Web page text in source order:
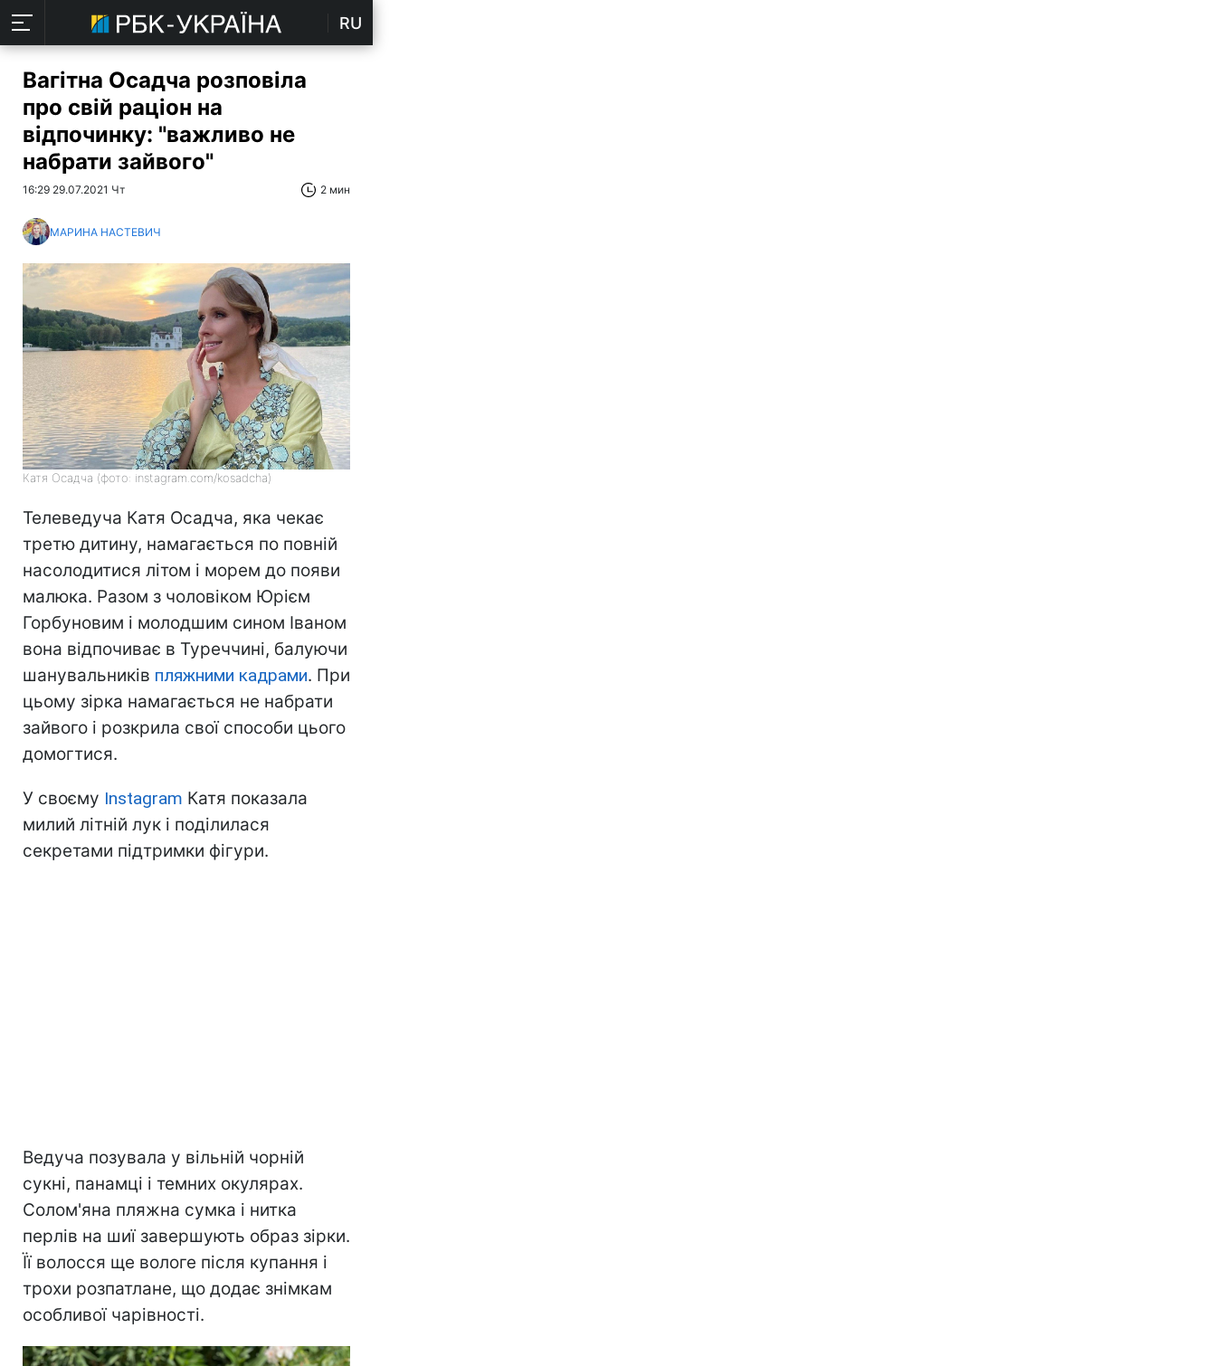
RU
Вагітна Осадча розповіла
про свій раціон на
відпочинку: "важливо не
набрати зайвого"
16:29 29.07.2021 Чт 2 мин
МАРИНА НАСТЕВИЧ
Катя Осадча (фото: instagram.com/kosadcha)
Телеведуча Катя Осадча, яка чекає
третю дитину, намагається по повній
насолодитися літом і морем до появи
малюка. Разом з чоловіком Юрієм
Горбуновим і молодшим сином Іваном
вона відпочиває в Туреччині, балуючи
шанувальників пляжними кадрами. При
цьому зірка намагається не набрати
зайвого і розкрила свої способи цього
домогтися.
У своєму Instagram Катя показала
милий літній лук і поділилася
секретами підтримки фігури.
Ведуча позувала у вільній чорній
сукні, панамці і темних окулярах.
Солом'яна пляжна сумка і нитка
перлів на шиї завершують образ зірки.
Її волосся ще вологе після купання і
трохи розпатлане, що додає знімкам
особливої чарівності.